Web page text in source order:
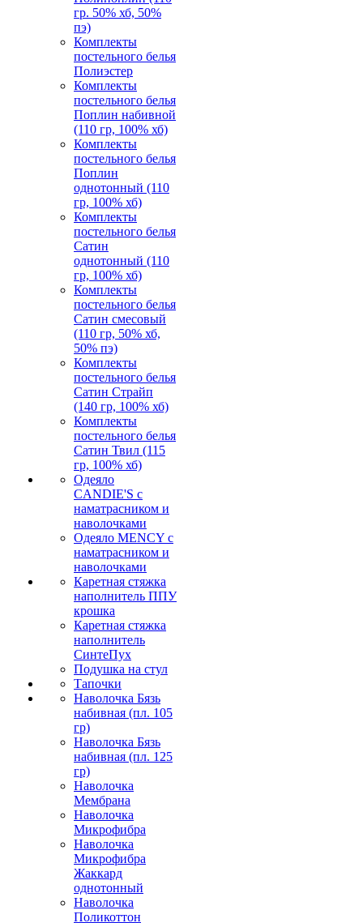
гр. 50% хб, 50%
пэ)
Комплекты
постельного белья
Полиэстер
Комплекты
постельного белья
Поплин набивной
(110 гр, 100% хб)
Комплекты
постельного белья
Поплин
однотонный (110
гр, 100% хб)
Комплекты
постельного белья
Сатин
однотонный (110
гр, 100% хб)
Комплекты
постельного белья
Сатин смесовый
(110 гр, 50% хб,
50% пэ)
Комплекты
постельного белья
Сатин Страйп
(140 гр, 100% хб)
Комплекты
постельного белья
Сатин Твил (115
гр, 100% хб)
Одеяло
CANDIE'S с
наматрасником и
наволочками
Одеяло MENCY с
наматрасником и
наволочками
Каретная стяжка
наполнитель ППУ
крошка
Каретная стяжка
наполнитель
СинтеПух
Подушка на стул
Тапочки
Наволочка Бязь
набивная (пл. 105
гр)
Наволочка Бязь
набивная (пл. 125
гр)
Наволочка
Мембрана
Наволочка
Микрофибра
Наволочка
Микрофибра
Жаккард
однотонный
Наволочка
Поликоттон